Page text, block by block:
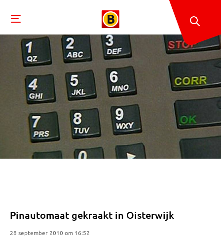
Pinautomaat gekraakt in Oisterwijk
28 september 2010 om 16:52